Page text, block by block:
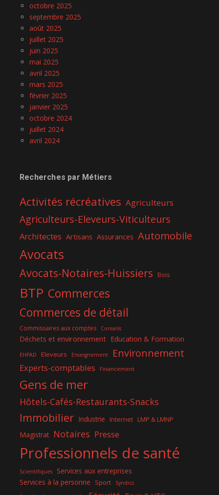
octobre 2025
septembre 2025
août 2025
juillet 2025
juin 2025
mai 2025
avril 2025
mars 2025
février 2025
janvier 2025
octobre 2024
juillet 2024
avril 2024
Recherches par Métiers
Activités récréatives Agriculteurs
Agriculteurs-Eleveurs-Viticulteurs
Architectes Artisans Assurances Automobile
Avocats
Avocats-Notaires-Huissiers Bois
BTP Commerces
Commerces de détail
Commissaires aux comptes Conseils
Déchets et environnement Education & Formation
EHPAD Eleveurs Enseignement Environnement
Experts-comptables Financement
Gens de mer
Hôtels-Cafés-Restaurants-Snacks
Immobilier Industrie Internet LMP & LMNP
Magistrat Notaires Presse
Professionnels de santé
Scientifiques
Services aux entreprises
Services à la personne
Sport Syndics